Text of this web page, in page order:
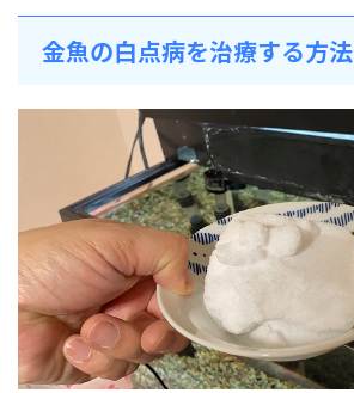
金魚の白点病を治療する方法